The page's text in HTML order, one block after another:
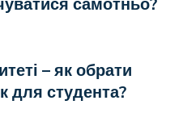
самотньо?
– як обрати
для студента?